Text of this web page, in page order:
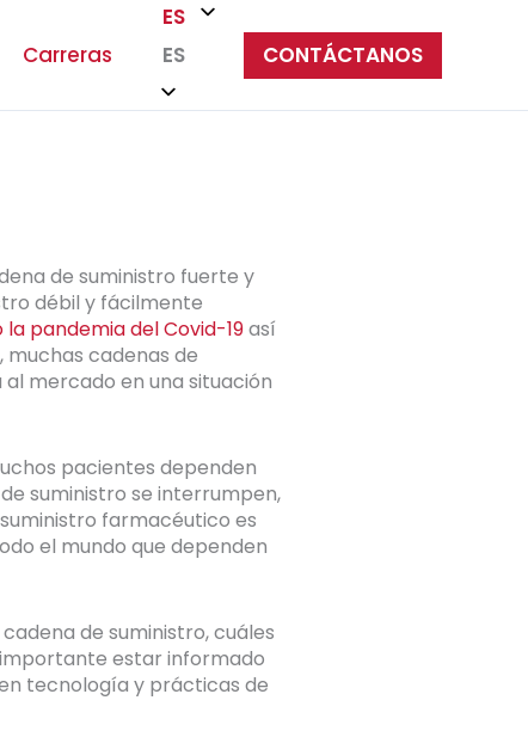
Carreras
ES
ES
CONTÁCTANOS
de suministro fuerte y
débil y fácilmente
la pandemia del Covid-19así
cadenas de
mercado en una situación
pacientes dependen
suministro se interrumpen,
farmacéutico es
el mundo que dependen
de suministro, cuáles
estar informado
tecnología y prácticas de